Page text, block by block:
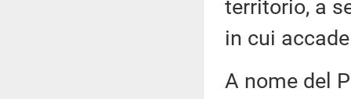
territorio, a
in cui
A nome del